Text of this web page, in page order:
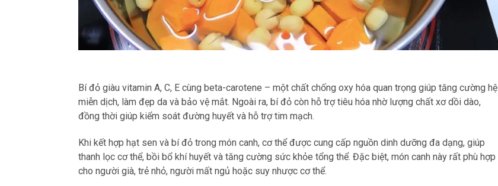
Bí đỏ giàu vitamin A, C, E cùng beta-carotene – một chất chống oxy hóa quan trọng giúp tăng cường hệ
miễn dịch, làm đẹp da và bảo vệ mắt. Ngoài ra, bí đỏ còn hỗ trợ tiêu hóa nhờ lượng chất xơ dồi dào,
đồng thời giúp kiểm soát đường huyết và hỗ trợ tim mạch.
Khi kết hợp hạt sen và bí đỏ trong món canh, cơ thể được cung cấp nguồn dinh dưỡng đa dạng, giúp
thanh lọc cơ thể, bồi bổ khí huyết và tăng cường sức khỏe tổng thể. Đặc biệt, món canh này rất phù hợp
cho người già, trẻ nhỏ, người mất ngủ hoặc suy nhược cơ thể.